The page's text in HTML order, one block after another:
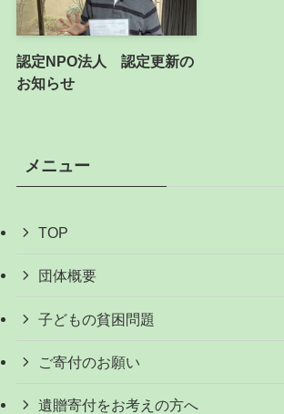
認定NPO法人 認定更新の
お知らせ
メニュー
TOP
団体概要
子どもの貧困問題
ご寄付のお願い
遺贈寄付をお考えの方へ